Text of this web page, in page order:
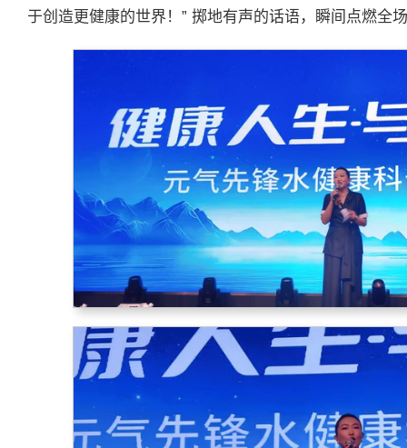
于创造更健康的世界！” 掷地有声的话语，瞬间点燃全